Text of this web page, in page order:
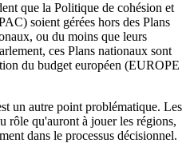
que la Politique de cohésion et
soient gérées hors des Plans
ou du moins que leurs
ces Plans nationaux sont
du budget européen (EUROPE
un autre point problématique. Les
rôle qu'auront à jouer les régions,
dans le processus décisionnel.